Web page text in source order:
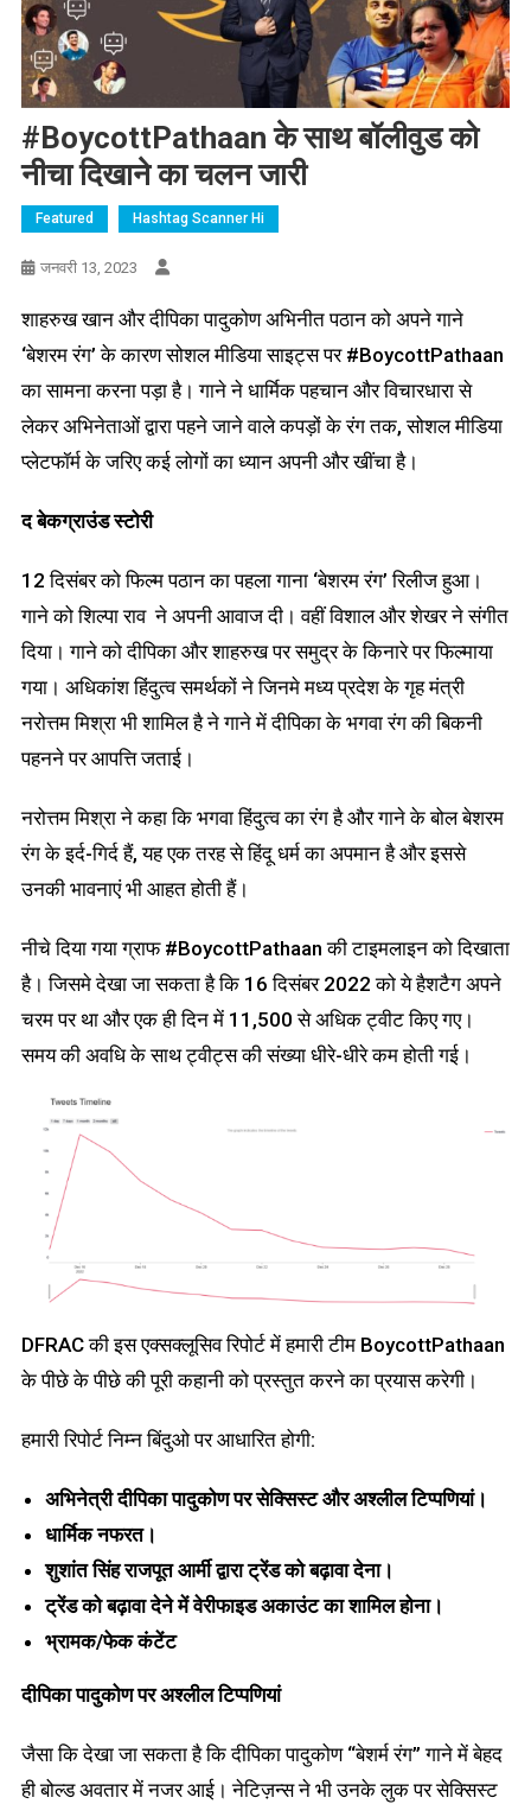
#BoycottPathaanके साथ बॉलीवुड को
नीचा दिखाने का चलन जारी
Featured Hashtag Scanner Hi
जनवरी 13, 2023
शाहरुख खान और दीपिका पादुकोण अभिनीत पठान को अपने गाने
‘बेशरम रंग’ के कारण सोशल मीडिया साइट्स पर #BoycottPathaan
का सामना करना पड़ा है। गाने ने धार्मिक पहचान और विचारधारा से
लेकर अभिनेताओं द्वारा पहने जाने वाले कपड़ों के रंग तक, सोशल मीडिया
प्लेटफॉर्म के जरिए कई लोगों का ध्यान अपनी और खींचा है।
द बेकग्राउंड स्टोरी
12 दिसंबर को फिल्म पठान का पहला गाना ‘बेशरम रंग’ रिलीज हुआ।
गाने को शिल्पा राव ने अपनी आवाज दी। वहीं विशाल और शेखर ने संगीत
दिया। गाने को दीपिका और शाहरुख पर समुद्र के किनारे पर फिल्माया
गया। अधिकांश हिंदुत्व समर्थकों ने जिनमे मध्य प्रदेश के गृह मंत्री
नरोत्तम मिश्रा भी शामिल है ने गाने में दीपिका के भगवा रंग की बिकनी
पहनने पर आपत्ति जताई।
नरोत्तम मिश्रा ने कहा कि भगवा हिंदुत्व का रंग है और गाने के बोल बेशरम
रंग के इर्द-गिर्द हैं, यह एक तरह से हिंदू धर्म का अपमान है और इससे
उनकी भावनाएं भी आहत होती हैं।
नीचे दिया गया ग्राफ #BoycottPathaan की टाइमलाइन को दिखाता
है। जिसमे देखा जा सकता है कि 16 दिसंबर 2022 को ये हैशटैग अपने
चरम पर था और एक ही दिन में 11,500 से अधिक ट्वीट किए गए।
समय की अवधि के साथ ट्वीट्स की संख्या धीरे-धीरे कम होती गई।
DFRAC की इस एक्सक्लूसिव रिपोर्ट में हमारी टीम BoycottPathaan
के पीछे के पीछे की पूरी कहानी को प्रस्तुत करने का प्रयास करेगी।
हमारी रिपोर्ट निम्न बिंदुओ पर आधारित होगी:
अभिनेत्री दीपिका पादुकोणपरसेक्सिस्ट और अश्लील टिप्पणियां।
धार्मिकनफरत।
शुशांत सिंह राजपूतआर्मी द्वारा ट्रेंड को बढ़ावा देना।
ट्रेंड को बढ़ावा देने में वेरीफाइड अकाउंट का शामिल होना।
भ्रामक/फेक कंटेंट
दीपिका पादुकोणपरअश्लील टिप्पणियां
जैसा कि देखा जा सकता है कि दीपिका पादुकोण “बेशर्म रंग” गाने में बेहद
ही बोल्ड अवतार में नजर आई। नेटिज़न्स ने भी उनके लुक पर सेक्सिस्ट